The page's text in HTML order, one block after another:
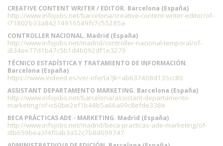
CREATIVE CONTENT WRITER / EDITOR. Barcelona (España)
http://www.infojobs.net/barcelona/creative-content-writer-editor/of-
i71802b33a84214916549fc7c55285a
CONTROLLER NACIONAL. Madrid (España)
http://www.infojobs.net/madrid/controller-nacional-temporal/of-
i834ee77d1b47c5b1d4b092df1e3279
TÉCNICO ESTADÍSTICA Y TRATAMIENTO DE INFORMACIÓN.
Barcelona (España)
https://www.indeed.es/ver-oferta?jk=ab637408d135cc80
ASSISTANT DEPARTAMENTO MARKETING. Barcelona (España)
http://www.infojobs.net/barcelona/assistant-departamento-
marketing/of-ic60be2ef1b48b5a66a09c8efde338e
BECA PRÁCTICAS ADE - MARKETING. Madrid (España)
http://www.infojobs.net/madrid/beca-practicas-ade-marketing/of-
i8b659bea3f4f0ab3a52c7b8d099747